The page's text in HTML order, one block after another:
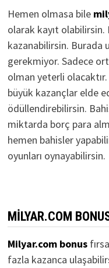
Hemen olmasa bile
olarak kayıt
kazanabilirsin. Burada
gerekmiyor. Sadece
olman yeterli
büyük kazançlar elde
ödüllendirebilirsin.
miktarda borç para
hemen bahisler
oyunları oynayabilirsin.
MILYAR.COM
Milyar.com bonus
fazla kazanca